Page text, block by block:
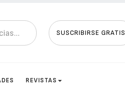
SUSCRIBIRSE GRATIS
REVISTAS